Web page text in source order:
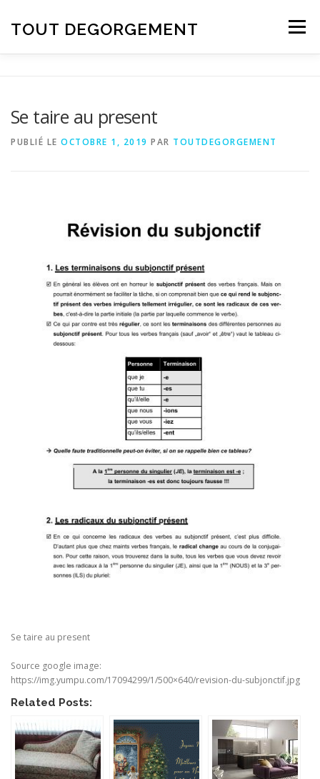
TOUT DEGORGEMENT Menu
Se taire au present
PUBLIÉ LE OCTOBRE 1, 2019 PAR TOUTDEGORGEMENT
Se taire au present
Source google image:
https://img.yumpu.com/17094299/1/500×640/revision-du-subjonctif.jpg
Related Posts: